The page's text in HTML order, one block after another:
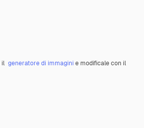
il generatore di immagini e modificale con il